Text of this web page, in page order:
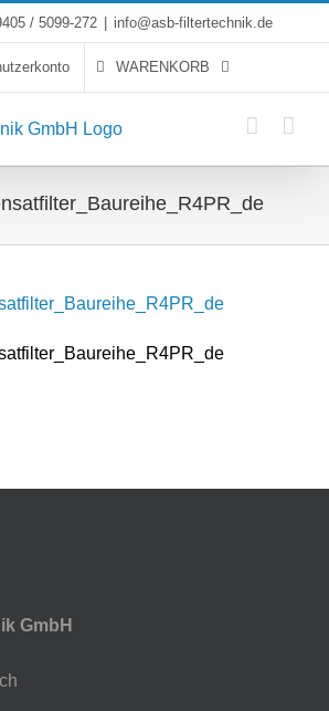
/ 5099-272 info@asb-filtertechnik.de
WARENKORB
GmbH